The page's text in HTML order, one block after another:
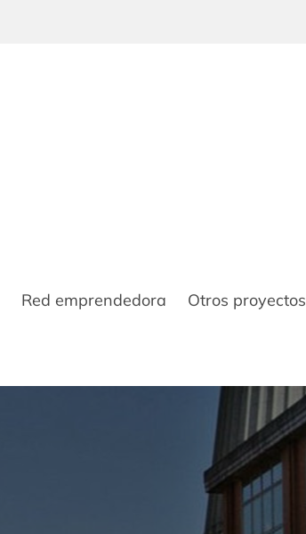
Red emprendedora Otros proyectos